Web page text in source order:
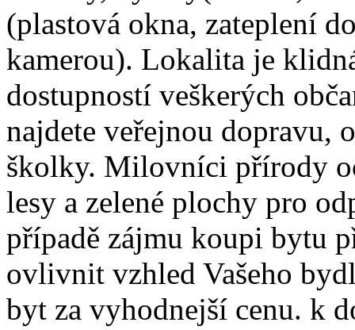
(plastová okna, zateplení
kamerou). Lokalita je
dostupností veškerých
najdete veřejnou dopravu,
školky. Milovníci přírody
lesy a zelené plochy pro
případě zájmu koupi bytu
ovlivnit vzhled Vašeho
byt za vyhodnejší cenu. k